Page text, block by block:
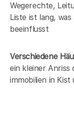
Wegerechte,
Liste ist lang,
beeinflusst
Verschiedene
ein kleiner Anriss
immobilien in